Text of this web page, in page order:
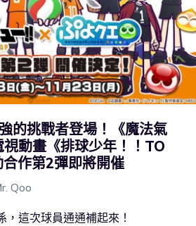
的挑戰者登場！《魔法氣
動畫《排球少年！！TO
作第2彈即將開催
Qoo
這次球員通通補起來！